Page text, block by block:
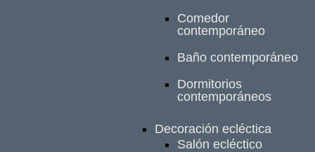
Comedor
contemporáneo
Baño contemporáneo
Dormitorios
contemporáneos
Decoración ecléctica
Salón ecléctico